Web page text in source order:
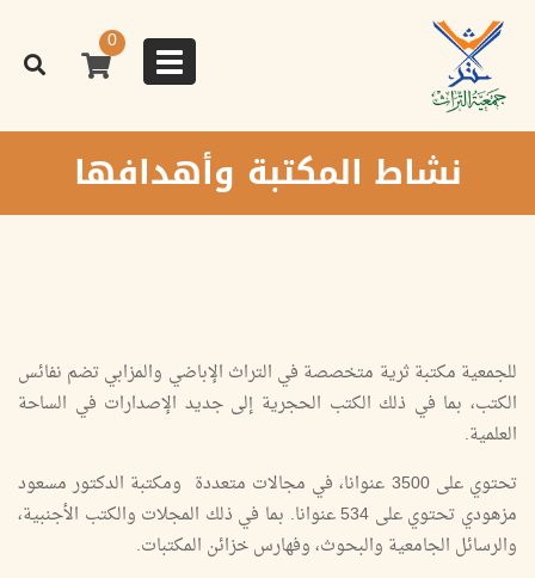
المحتوى
الرئيسي
Toggle
navigation
0
نشاط المكتبة وأهدافها
للجمعية مكتبة ثرية متخصصة في التراث الإباضي والمزابي تضم نفائس
الكتب، بما في ذلك الكتب الحجرية إلى جديد الإصدارات في الساحة
العلمية.
تحتوي على 3500 عنوانا، في مجالات متعددة ومكتبة الدكتور مسعود
مزهودي تحتوي على 534 عنوانا. بما في ذلك المجلات والكتب الأجنبية،
والرسائل الجامعية والبحوث، وفهارس خزائن المكتبات.